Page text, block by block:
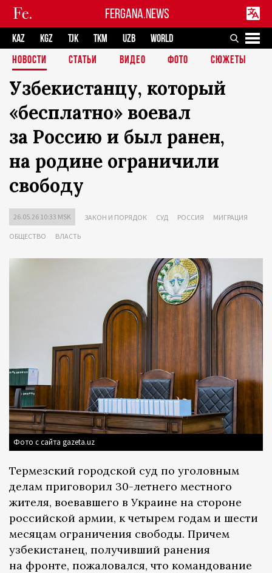
FERGANA.NEWS
KAZ KGZ TJK TKM UZB
WORLD
НОВОСТИ
СТАТЬИ ВИДЕО ФОТО СЮЖЕТЫ
Узбекистанцу, который
«бесплатно» воевал
за Россию и был ранен,
на родине ограничили
свободу
26.05.26 10:33 MSK ЗАКОН И ПОРЯДОК СУД РОССИЯ МИГРАЦИЯ
ОБЩЕСТВО ВЛАСТЬ
Фото с сайта gazeta.uz
Термезский городской суд по уголовным
делам приговорил 30-летнего местного
жителя, воевавшего в Украине на стороне
российской армии, к четырем годам и шести
месяцам ограничения свободы. Причем
узбекистанец, получивший ранения
на фронте, пожаловался, что командование